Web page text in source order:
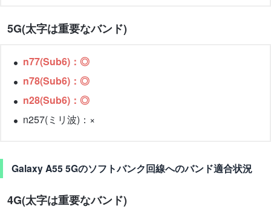
5G(太字は重要なバンド)
n77(Sub6)：◎
n78(Sub6)：◎
n28(Sub6)：◎
n257(ミリ波)：×
Galaxy A55 5Gのソフトバンク回線へのバンド適合状況
4G(太字は重要なバンド)